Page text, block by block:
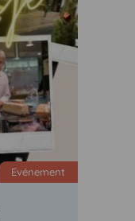
Evénement